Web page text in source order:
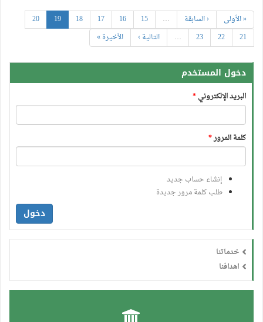
« الأولى ‹ السابقة …
15
16
17
18
19
20
21
22
23
… التالية › الأخيرة »
دخول المستخدم
البريد الإلكتروني*
كلمة المرور*
إنشاء حساب جديد
طلب كلمة مرور جديدة
دخول
خدماتنا
اهدافنا